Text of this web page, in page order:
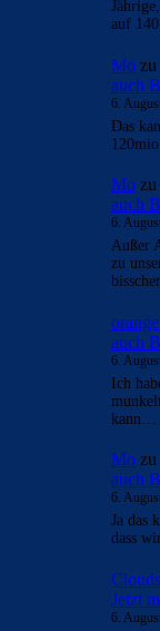
auf
Mo zu
auch
6.
Das
120mio
Mo zu
auch
6.
Außer
zu
orange
auch
6.
Ich
kann…
Mo zu
auch
6.
Ja das
dass
Jetzt
6.